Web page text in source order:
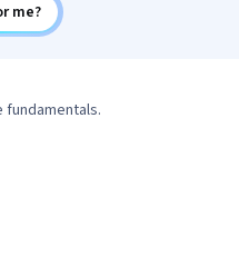
me?
fundamentals.